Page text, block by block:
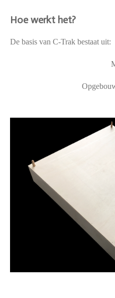
Hoe werkt het?
De basis van C-Trak bestaat uit: